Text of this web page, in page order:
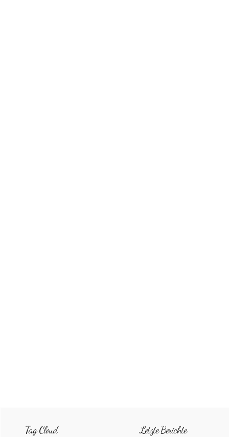
Tag Cloud Letzte Berichte